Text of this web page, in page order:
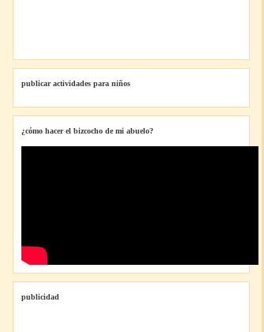
publicar actividades para niños
¿cómo hacer el bizcocho de mi abuelo?
publicidad